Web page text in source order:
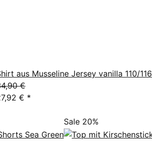
aus Musseline Jersey vanilla 110/116
€
€ *
Sale 20%